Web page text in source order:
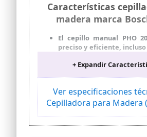
Características
madera marca
El cepillo manual PHO
preciso y eficiente,
Trabajo preciso gracias
cuchillas Woodrazor de
cepillado fácil y sin
Motor de 680 vatios con
para aplicaciones
profundidad de corte de
+ Expandir
Ver especificaciones
Cepilladora para Madera